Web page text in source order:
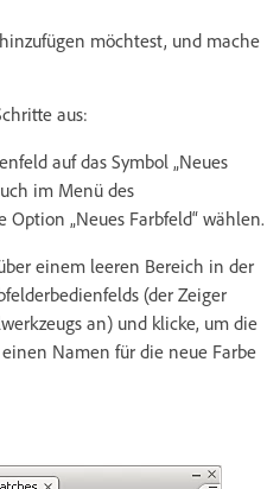
möchtest, und mache
aus:
auf das Symbol „Neues
im Menü des
Option „Neues Farbfeld“ wählen.
einem leeren Bereich in der
(der Zeiger
an) und klicke, um die
Namen für die neue Farbe